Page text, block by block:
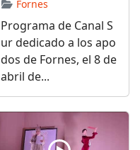
Fornes
Programa de Canal S
ur dedicado a los apo
dos de Fornes, el 8 de
abril de...